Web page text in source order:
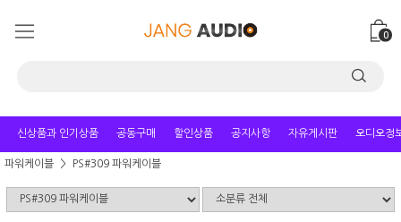
0
신상품과 인기상품 공동구매 할인상품 공지사항 자유게시판 오디오정
파워케이블 PS#309 파워케이블